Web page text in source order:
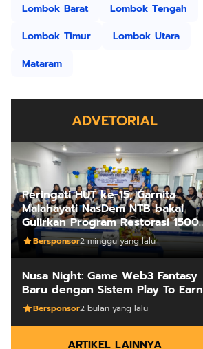
Lombok Barat
Lombok Tengah
Lombok Timur
Lombok Utara
Mataram
ADVETORIAL
Peringati HUT ke-15, Garnita
Malahayati NasDem NTB bakal
Gulirkan Program Restorasi 1500
Kakus Sekolah
Bersponsor2 minggu yang lalu
Nusa Night: Game Web3 Fantasy
Baru dengan Sistem Play To Earn
Bersponsor2 bulan yang lalu
ARTIKEL LAINNYA